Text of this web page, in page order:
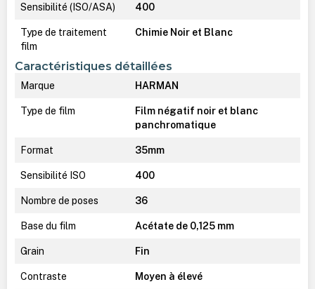
Sensibilité (ISO/ASA) 400
Type de traitement
film
Chimie Noir et Blanc
Caractéristiques détaillées
Marque HARMAN
Type de film
Film négatif noir et blanc
panchromatique
Format 35mm
Sensibilité ISO 400
Nombre de poses 36
Base du film Acétate de 0,125 mm
Grain Fin
Contraste Moyen à élevé